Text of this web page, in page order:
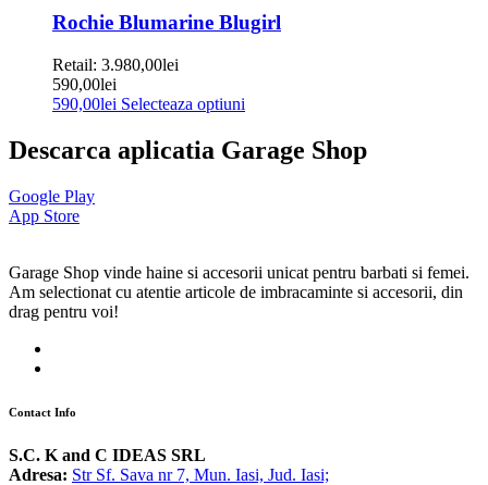
Rochie Blumarine Blugirl
Retail: 3.980,00lei
590,00lei
590,00lei Selecteaza optiuni
Descarca aplicatia Garage Shop
Google Play
App Store
Garage Shop vinde haine si accesorii unicat pentru barbati si femei.
Am selectionat cu atentie articole de imbracaminte si accesorii, din
drag pentru voi!
Contact Info
S.C. K and C IDEAS SRL
Adresa: Str Sf. Sava nr 7, Mun. Iasi, Jud. Iasi;